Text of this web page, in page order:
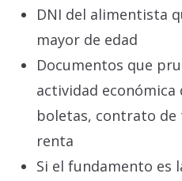
DNI del alimentista
mayor de edad
Documentos que
actividad
boletas, contrato de
renta
Si el fundamento es